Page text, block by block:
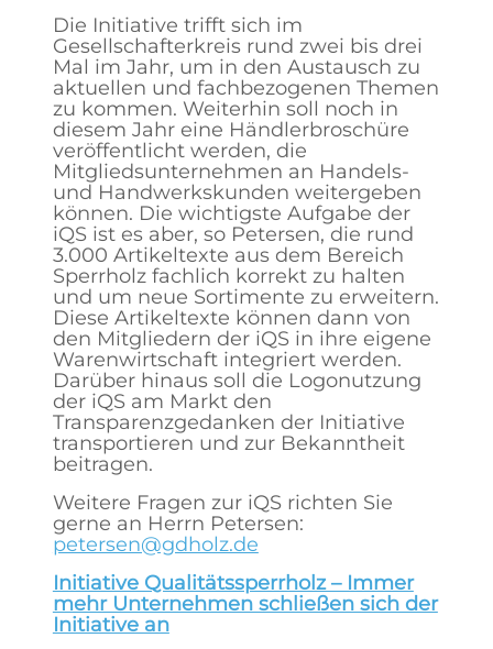
Die Initiative trifft sich im
Gesellschafterkreis rund zwei bis drei
Mal im Jahr, um in den Austausch zu
aktuellen und fachbezogenen Themen
zu kommen. Weiterhin soll noch in
diesem Jahr eine Händlerbroschüre
veröffentlicht werden, die
Mitgliedsunternehmen an Handels-
und Handwerkskunden weitergeben
können. Die wichtigste Aufgabe der
iQS ist es aber, so Petersen, die rund
3.000 Artikeltexte aus dem Bereich
Sperrholz fachlich korrekt zu halten
und um neue Sortimente zu erweitern.
Diese Artikeltexte können dann von
den Mitgliedern der iQS in ihre eigene
Warenwirtschaft integriert werden.
Darüber hinaus soll die Logonutzung
der iQS am Markt den
Transparenzgedanken der Initiative
transportieren und zur Bekanntheit
beitragen.
Weitere Fragen zur iQS richten Sie
gerne an Herrn Petersen:
petersen@gdholz.de
Initiative Qualitätssperrholz – Immer
mehr Unternehmen schließen sich der
Initiative an